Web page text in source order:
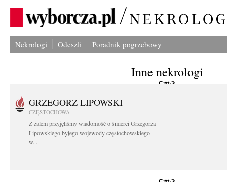
Nekrologi Odeszli Poradnik pogrzebowy
Inne nekrologi
GRZEGORZ LIPOWSKI
CZĘSTOCHOWA
Z żalem przyjęliśmy wiadomość o śmierci Grzegorza
Lipowskiego byłego wojewody częstochowskiego
w...